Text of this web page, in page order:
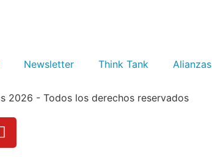
Newsletter Think Tank Alianzas
2026 - Todos los derechos reservados